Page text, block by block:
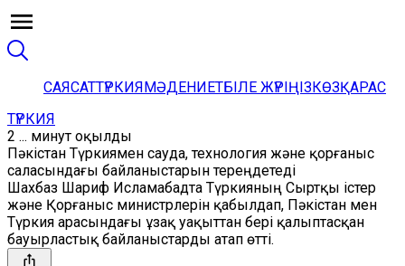
САЯСАТТҮРКИЯМӘДЕНИЕТБІЛЕ ЖҮРІҢІЗКӨЗҚАРАС
ТҮРКИЯ
2 ... минут оқылды
Пәкістан Түркиямен сауда, технология және қорғаныс
саласындағы байланыстарын тереңдетеді
Шахбаз Шариф Исламабадта Түркияның Сыртқы істер
және Қорғаныс министрлерін қабылдап, Пәкістан мен
Түркия арасындағы ұзақ уақыттан бері қалыптасқан
бауырластық байланыстарды атап өтті.